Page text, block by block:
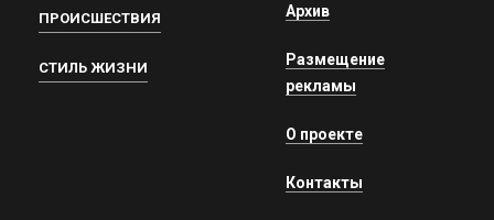
ПРОИСШЕСТВИЯ
СТИЛЬ ЖИЗНИ
Архив
Размещение
рекламы
О проекте
Контакты